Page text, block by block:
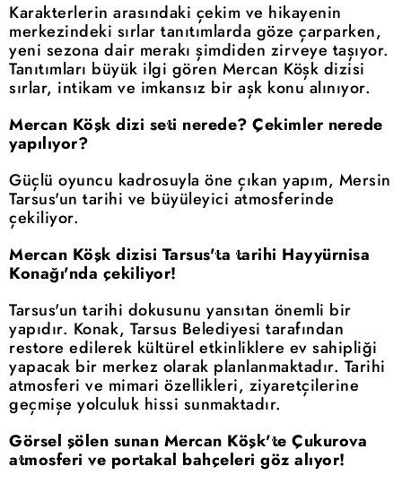
Karakterlerin arasındaki çekim ve hikayenin
merkezindeki sırlar tanıtımlarda göze çarparken,
yeni sezona dair merakı şimdiden zirveye taşıyor.
Tanıtımları büyük ilgi gören Mercan Köşk dizisi
sırlar, intikam ve imkansız bir aşk konu alınıyor.
Mercan Köşk dizi seti nerede? Çekimler nerede
yapılıyor?
Güçlü oyuncu kadrosuyla öne çıkan yapım, Mersin
Tarsus'un tarihi ve büyüleyici atmosferinde
çekiliyor.
Mercan Köşk dizisi Tarsus'ta tarihi Hayyürnisa
Konağı'nda çekiliyor!
Tarsus'un tarihi dokusunu yansıtan önemli bir
yapıdır. Konak, Tarsus Belediyesi tarafından
restore edilerek kültürel etkinliklere ev sahipliği
yapacak bir merkez olarak planlanmaktadır. Tarihi
atmosferi ve mimari özellikleri, ziyaretçilerine
geçmişe yolculuk hissi sunmaktadır.
Görsel şölen sunan Mercan Köşk'te Çukurova
atmosferi ve portakal bahçeleri göz alıyor!